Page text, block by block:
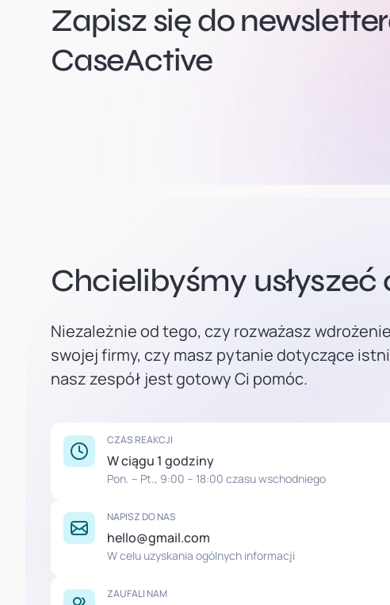
Zapisz się do
CaseActive
Chcielibyśmy usłyszeć
Niezależnie od tego, czy rozważasz
swojej firmy, czy masz pytanie dotyczące
nasz zespół jest gotowy Ci pomóc.
CZAS REAKCJI
W ciągu 1 godziny
Pon. – Pt., 9:00 – 18:00 czasu wschodniego
NAPISZ DO NAS
hello@gmail.com
W celu uzyskania ogólnych informacji
ZAUFALI NAM